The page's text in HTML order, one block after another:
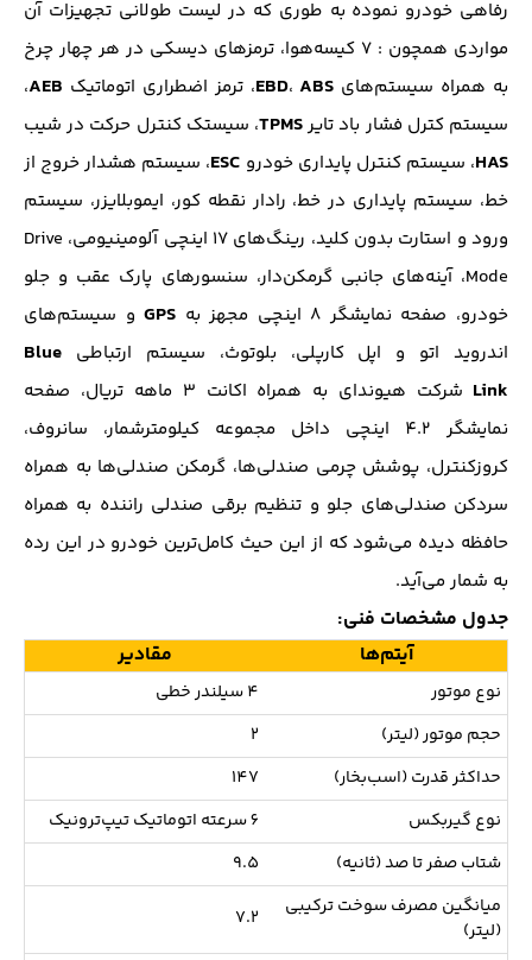
رفاهی خودرو نموده به طوری که در لیست طولانی تجهیزات آن
مواردی همچون : 7 کیسه‌هوا، ترمز‌های دیسکی در هر چهار چرخ
به همراه سیستم‌های
EBD،ABS ، ترمز اضطراری اتوماتیک AEB،
سیستم کترل فشار باد تایرTPMS، سیستک کنترل حرکت در شیب
HAS، سیستم کنترل پایداری خودرو ESC، سیستم هشدار خروج از
خط، سیستم پایداری در خط، رادار نقطه کور، ایموبلایزر، سیستم
ورود و استارت بدون کلید، رینگ‌های 17 اینچی آلومینیومی، Drive
Mode، آینه‌های جانبی گرمکن‌دار، سنسور‌های پارک عقب و جلو
خودرو، صفحه نمایشگر 8 اینچی مجهز به
GPSو سیستم‌های
اندروید اتو و اپل کارپلی، بلوتوث، سیستم ارتباطی Blue
Link
شرکت هیوندای به همراه اکانت 3 ماهه تریال، صفحه
نمایشگر 4.2 اینچی داخل مجموعه کیلومترشمار، سانروف،
کروزکنترل، پوشش چرمی صندلی‌ها، گرمکن صندلی‌ها به همراه
سرد‌کن صندلی‌های جلو و تنظیم برقی صندلی راننده به همراه
حافظه دیده می‌شود که از این حیث کامل‌ترین خودرو در این رده
به شمار می‌آید.
جدول مشخصات فنی:
آیتم‌ها
مقادیر
نوع موتور
4 سیلندر خطی
حجم موتور (لیتر)
2
حداکثر قدرت (اسب‌بخار)
147
نوع گیربکس
6 سرعته اتوماتیک تیپ‌ترونیک
شتاب صفر تا صد (ثانیه)
9.5
میانگین مصرف سوخت ترکیبی
(لیتر)
7.2